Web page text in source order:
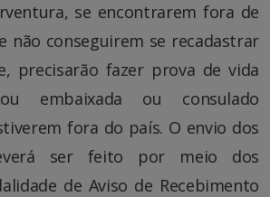
se encontrarem fora de
não conseguirem se recadastrar
precisarão fazer prova de vida
embaixada ou consulado
fora do país. O envio dos
ser feito por meio dos
de Aviso de Recebimento